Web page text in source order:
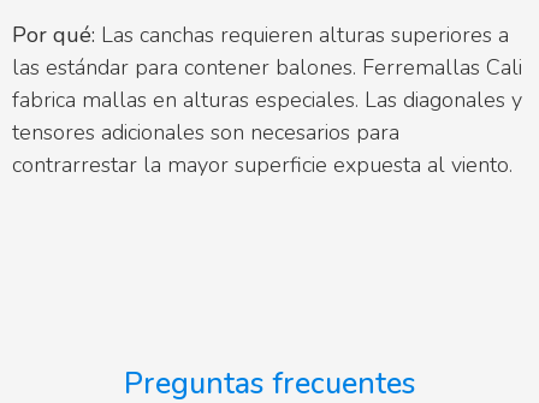
Por qué: Las canchas requieren alturas superiores a
las estándar para contener balones. Ferremallas Cali
fabrica mallas en alturas especiales. Las diagonales y
tensores adicionales son necesarios para
contrarrestar la mayor superficie expuesta al viento.
Preguntas frecuentes